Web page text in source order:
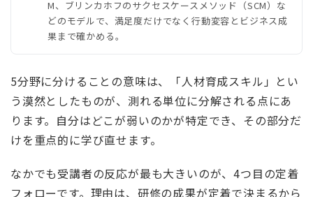
M、ブリンカホフのサクセスケースメソッド（SCM）な
どのモデルで、満足度だけでなく行動変容とビジネス成
果まで確かめる。
5分野に分けることの意味は、「人材育成スキル」とい
う漠然としたものが、測れる単位に分解される点にあ
ります。自分はどこが弱いのかが特定でき、その部分だ
けを重点的に学び直せます。
なかでも受講者の反応が最も大きいのが、4つ目の定着
フォローです。理由は、研修の成果が定着で決まるから